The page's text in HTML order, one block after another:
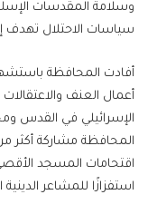
وسلامة المقدسات
سياسات الاحتلال تهدف
أعمال العنف
الإسرائيلي في القدس
اقتحامات المسجد
استفزازًا للمشاعر